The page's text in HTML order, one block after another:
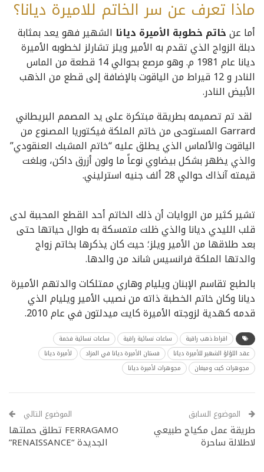
ماذا تعرف عن سر الخاتم للاميرة ديانا؟
أما عنخاتم خطوبة الأميرة ديانا الشهير فهو يعد بمثابة
دبلة الزواج الذي تقدم به الأمير ويلز تشارلز لخطوبه الأميرة
ديانا عام 1981 م. وهو مرصع بحوالي 14 قطعة من الماس
النادر و 12 قيراط من الياقوت بالإضافة إلى قطع من الذهب
الأبيض النادر.
لقد تم تصميمه بطريقة مبتكرة على يد المصمم البريطاني
Garrard المستوحى من خاتم الملكة فيكتوريا المصنوع من
الياقوت والألماس الذي يطلق عليه “خاتم المشبك العنقودي”
والذي يظهر بشكل بيضاوي نوعاً ما ولون أزرق داكن، وبلغت
قيمته آنذاك حوالي 28 ألف جنيه استرليني.
تشير كثير من الروايات أن ذلك الخاتم أحد القطع المحببة لدى
قلب الليدي ديانا والذي ظلت متمسكة به طوال حياتها حتى
بعد طلاقها من الأمير ويلز؛ حيث كان يذكرها بخاتم زواج
والدتها الملكة فرانسيس شاند من والدها.
بالطبع تقاسم الإبنان ويليام وهاري ممتلكات والدتهم الأميرة
ديانا وكان خاتم الخطبة ذاته من نصيب الأمير ويليام الذي
قدمه كهدية لزوجته الأميرة كايت ميدلتون في عام 2010.
اقراط ذهب راقية ساعات نسائية راقية
ساعات نسائية فخمة
عقد اللؤلؤ الشهير للأميرة ديانا
فستان الأميرة ديانا في المزاد
لأميرة ديانا
مجوهرات كيت وميغان
مجوهرات لأميرة ديانا
الموضوع السابق
طريقة عمل مكياج طبيعي
لاطلالة ساحرة
الموضوع التالي
FERRAGAMO تطلق حملتها
الجديدة “RENAISSANCE”